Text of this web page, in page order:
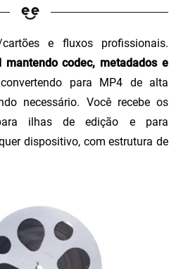
e fluxos profissionais.
mantendo codec, metadados e
para MP4 de alta
necessário. Você recebe os
ilhas de edição e para
dispositivo, com estrutura de